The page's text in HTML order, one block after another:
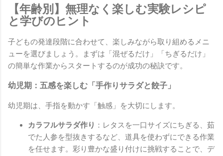
【年齢別】無理なく楽しむ実験レシピ
と学びのヒント
子どもの発達段階に合わせて、楽しみながら取り組めるメニ
ューを選びましょう。まずは「混ぜるだけ」「ちぎるだけ」
の簡単な作業からスタートするのが成功の秘訣です。
幼児期：五感を楽しむ「手作りサラダと餃子」
幼児期は、手指を動かす「触感」を大切にします。
カラフルサラダ作り ：レタスを一口サイズにちぎる、茹
でた人参を型抜きするなど、道具を使わずにできる作業
を任せます。彩り豊かな盛り付けに挑戦することで、デ